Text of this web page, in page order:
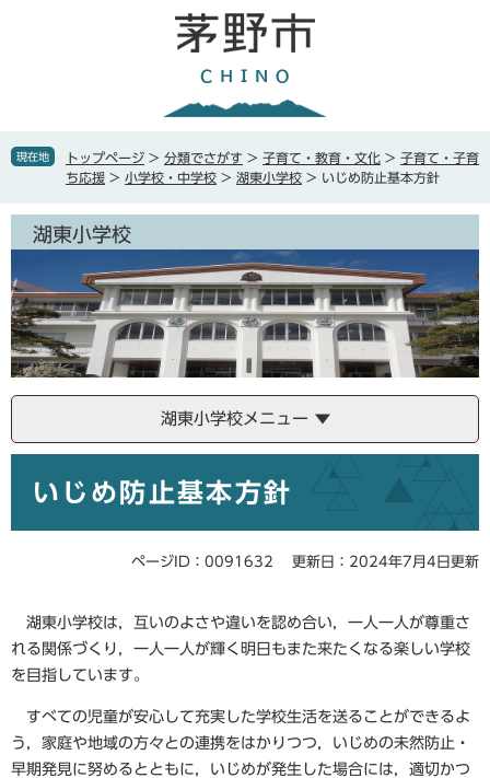
で
ば
本
現在地 トップページ > 分類でさがす > 子育て・教育・文化 > 子育て・子育
ち応援 > 小学校・中学校 > 湖東小学校 > いじめ防止基本方針
湖東小学校
湖東小学校メニュー
いじめ防止基本方針
ページID：0091632 更新日：2024年7月4日更新
湖東小学校は，互いのよさや違いを認め合い，一人一人が尊重さ
れる関係づくり，一人一人が輝く明日もまた来たくなる楽しい学校
を目指しています。
すべての児童が安心して充実した学校生活を送ることができるよ
う，家庭や地域の方々との連携をはかりつつ，いじめの未然防止・
早期発見に努めるとともに，いじめが発生した場合には，適切かつ